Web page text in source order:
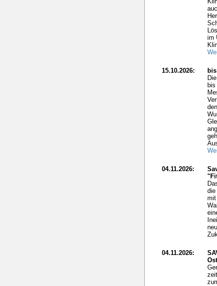
im
15.10.2026:
bis
bis
04.11.2026:
die
04.11.2026: